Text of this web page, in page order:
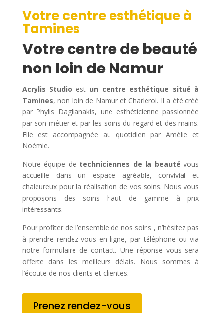
Votre centre esthétique à
Tamines
Votre centre de beauté
non loin de Namur
Acrylis Studio est un centre esthétique situé à
Tamines, non loin de Namur et Charleroi. Il a été créé
par Phylis Daglianakis, une esthéticienne passionnée
par son métier et par les soins du regard et des mains.
Elle est accompagnée au quotidien par Amélie et
Noémie.
Notre équipe de techniciennes de la beauté vous
accueille dans un espace agréable, convivial et
chaleureux pour la réalisation de vos soins. Nous vous
proposons des soins haut de gamme à prix
intéressants.
Pour profiter de l’ensemble de nos soins , n’hésitez pas
à prendre rendez-vous en ligne, par téléphone ou via
notre formulaire de contact. Une réponse vous sera
offerte dans les meilleurs délais. Nous sommes à
l’écoute de nos clients et clientes.
Prenez rendez-vous